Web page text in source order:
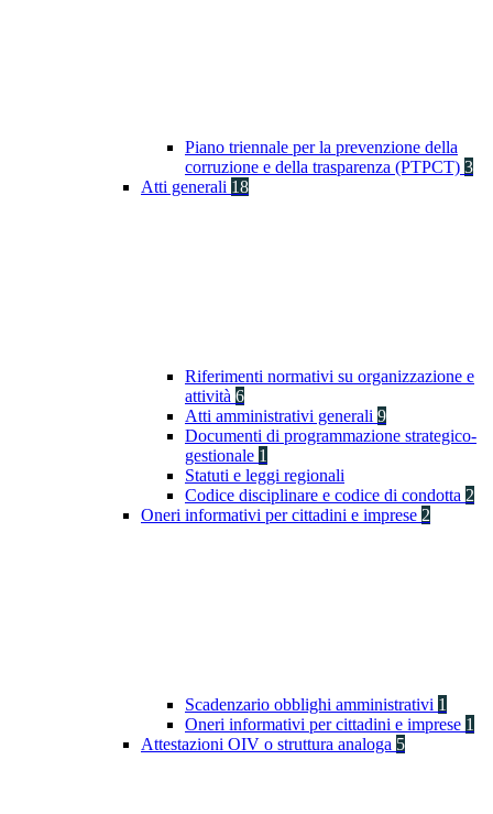
Piano triennale per la prevenzione della
corruzione e della trasparenza (PTPCT) 3
Atti generali 18
Riferimenti normativi su organizzazione e
attività 6
Atti amministrativi generali 9
Documenti di programmazione strategico-
gestionale 1
Statuti e leggi regionali
Codice disciplinare e codice di condotta 2
Oneri informativi per cittadini e imprese 2
Scadenzario obblighi amministrativi 1
Oneri informativi per cittadini e imprese 1
Attestazioni OIV o struttura analoga 5